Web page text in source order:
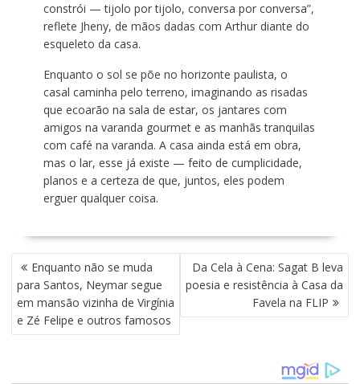
constrói — tijolo por tijolo, conversa por conversa”,
reflete Jheny, de mãos dadas com Arthur diante do
esqueleto da casa.
Enquanto o sol se põe no horizonte paulista, o
casal caminha pelo terreno, imaginando as risadas
que ecoarão na sala de estar, os jantares com
amigos na varanda gourmet e as manhãs tranquilas
com café na varanda. A casa ainda está em obra,
mas o lar, esse já existe — feito de cumplicidade,
planos e a certeza de que, juntos, eles podem
erguer qualquer coisa.
N
A
V
E
G
Enquanto não se muda
para Santos, Neymar segue
em mansão vizinha de Virgínia
e Zé Felipe e outros famosos
Da Cela à Cena: Sagat B leva
poesia e resistência à Casa da
Favela na FLIP